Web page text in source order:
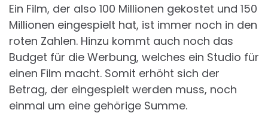
Ein Film, der also 100 Millionen gekostet und 150
Millionen eingespielt hat, ist immer noch in den
roten Zahlen. Hinzu kommt auch noch das
Budget für die Werbung, welches ein Studio für
einen Film macht. Somit erhöht sich der
Betrag, der eingespielt werden muss, noch
einmal um eine gehörige Summe.